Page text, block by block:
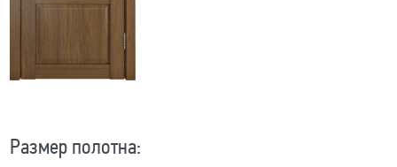
Размер полотна: